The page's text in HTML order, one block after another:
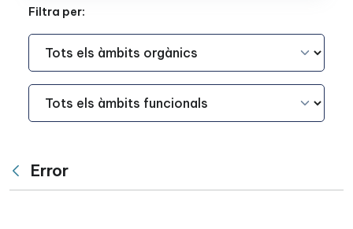
Filtra per:
Àmbit Funcional
Àmbit Funcional
Vés enrere
Error